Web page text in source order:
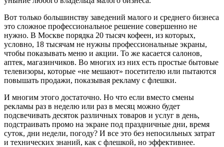
Вот только большинству заведений малого и среднего бизнеса
это сложное профессиональное решение совершенно не
нужно. В Москве порядка 20 тысяч кофеен, из которых,
условно, 18 тысячам не нужны профессиональные экраны,
чтобы показывать меню и акции. То же касается салонов,
аптек, магазинчиков. Во многих из них есть простые бытовые
телевизоры, которые «не мешают» посетителю или пытаются
повышать продажи, показывая рекламу с флешки.
И многим этого достаточно. Но что если вместо смены
рекламы раз в неделю или раз в месяц можно будет
подсвечивать десяток различных товаров и услуг в день,
подстраивать промо на экране под праздничные дни, время
суток, дни недели, погоду? И все это без непосильных затрат
и технических знаний, как с флешкой, но эффективнее.